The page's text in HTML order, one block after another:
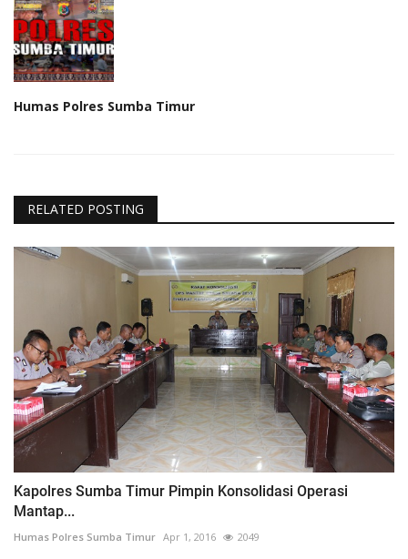
Humas Polres Sumba Timur
RELATED POSTING
Kapolres Sumba Timur Pimpin Konsolidasi Operasi
Mantap...
Humas Polres Sumba Timur Apr 1, 2016 2049